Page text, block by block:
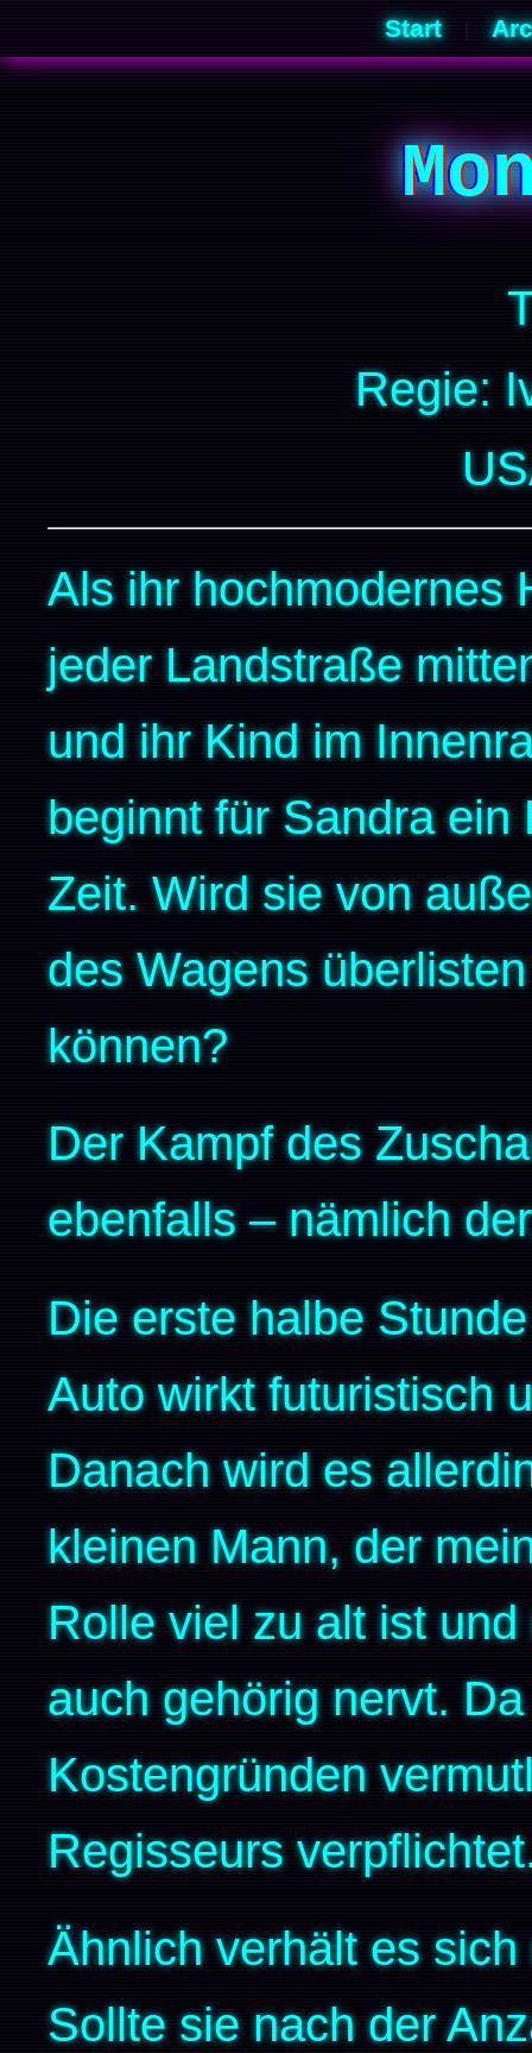
Start
Regie:
Als ihr hochmodernes
jeder Landstraße
und ihr Kind im
beginnt für Sandra
Zeit. Wird sie von
des Wagens
können?
Der Kampf des
ebenfalls – nämlich
Die erste halbe
Auto wirkt futuristisch
Danach wird es
kleinen Mann, der
Rolle viel zu alt ist
auch gehörig nervt.
Kostengründen
Regisseurs
Ähnlich verhält es
Sollte sie nach der